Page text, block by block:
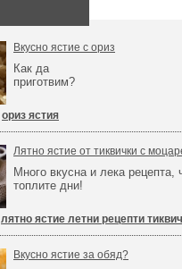
Вкусно ястие с ориз
Как да
приготвим?
ориз ястия
Лятно ястие от тиквички с
Много вкусна и лека рецепта,
топлите дни!
лятно ястие летни рецепти
Вкусно ястие за обяд?